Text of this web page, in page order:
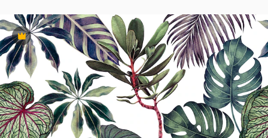
Premium